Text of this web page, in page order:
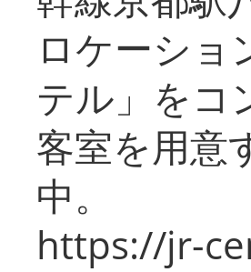
ロケーショ
テル」をコ
客室を用意
中。
https://jr-